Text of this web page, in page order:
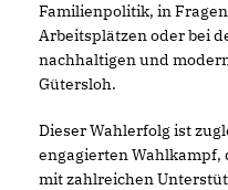
Familienpolitik, in
Arbeitsplätzen oder bei
nachhaltigen und
Gütersloh.
Dieser Wahlerfolg ist
engagierten Wahlkampf,
mit zahlreichen